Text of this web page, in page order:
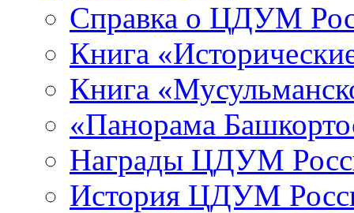
Справка о ЦДУМ
Книга
Книга
«Панорама
Награды ЦДУМ
История ЦДУМ